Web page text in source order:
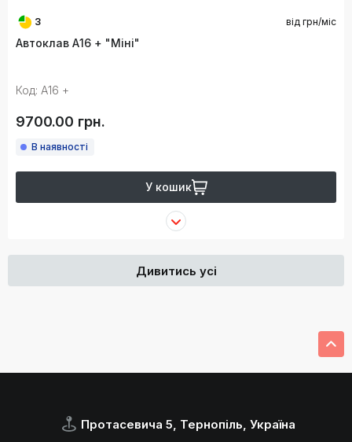
3 від грн/міс
Автоклав А16 + "Міні"
Код: А16 +
9700.00 грн.
В наявності
У кошик
Дивитись усі
Протасевича 5, Тернопіль, Україна